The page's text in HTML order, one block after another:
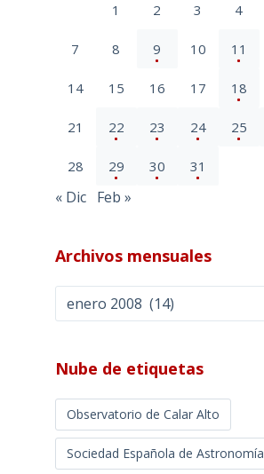
1 2 3 4
7 8 9 10 11
14 15 16 17 18
21 22 23 24 25
28 29 30 31
« Dic Feb »
Archivos mensuales
mensuales
Nube de etiquetas
Observatorio de Calar Alto
Sociedad Española de Astronomía